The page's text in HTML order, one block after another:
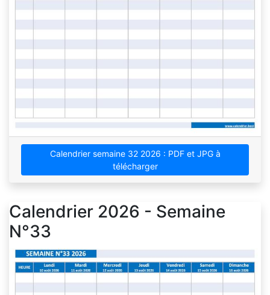
Calendrier semaine 32 2026 : PDF et JPG à
télécharger
Calendrier 2026 - Semaine
N°33